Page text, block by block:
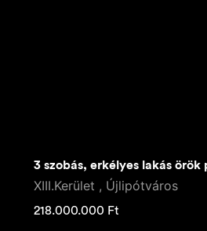
XIII.Kerület , Újlipótváros
218.000.000 Ft